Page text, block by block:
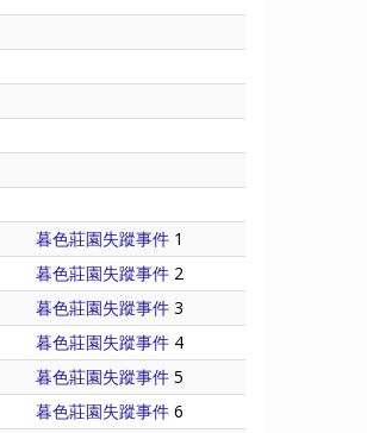
暮色莊園失蹤事件 1
暮色莊園失蹤事件 2
暮色莊園失蹤事件 3
暮色莊園失蹤事件 4
暮色莊園失蹤事件 5
暮色莊園失蹤事件 6